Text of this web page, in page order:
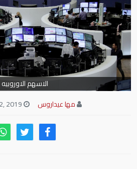
الاسهم الاوروبيه
مها عيداروس